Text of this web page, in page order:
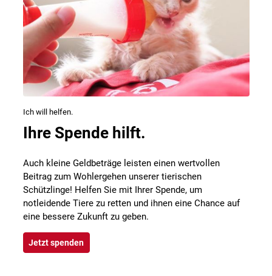
Ich will helfen.
Ihre Spende hilft.
Auch kleine Geldbeträge leisten einen wertvollen
Beitrag zum Wohlergehen unserer tierischen
Schützlinge! Helfen Sie mit Ihrer Spende, um
notleidende Tiere zu retten und ihnen eine Chance auf
eine bessere Zukunft zu geben.
Jetzt spenden